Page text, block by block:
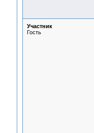
Участник
Гость